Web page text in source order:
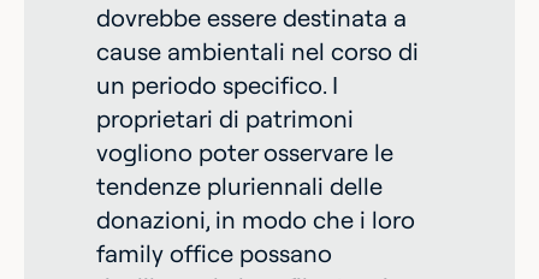
dovrebbe essere destinata a
cause ambientali nel corso di
un periodo specifico. I
proprietari di patrimoni
vogliono poter osservare le
tendenze pluriennali delle
donazioni, in modo che i loro
family office possano